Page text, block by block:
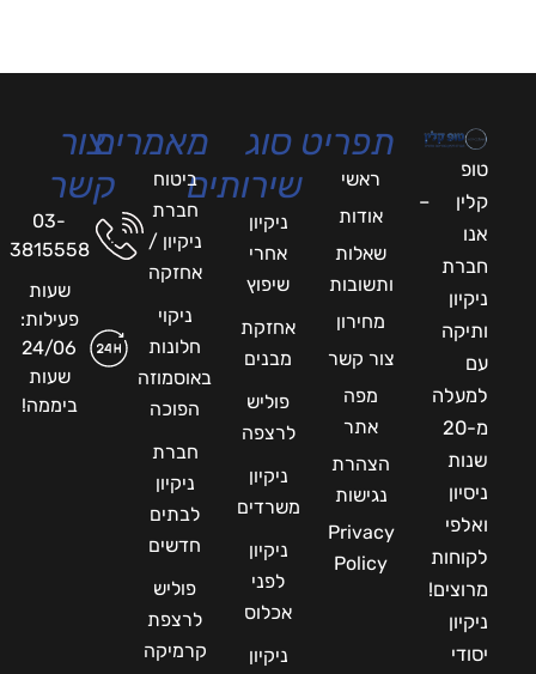
טופ
קלין –
אנו
חברת
ניקיון
ותיקה
עם
למעלה
מ-20
שנות
ניסיון
ואלפי
לקוחות
מרוצים!
ניקיון
יסודי
תפריט
ראשי
אודות
שאלות
ותשובות
מחירון
צור קשר
מפה
אתר
הצהרת
נגישות
Privacy
Policy
סוג
שירותים
ניקיון
אחרי
שיפוץ
אחזקת
מבנים
פוליש
לרצפה
ניקיון
משרדים
ניקיון
לפני
אכלוס
ניקיון
מאמרים
ביטוח
חברת
ניקיון /
אחזקה
ניקוי
חלונות
באוסמוזה
הפוכה
חברת
ניקיון
לבתים
חדשים
פוליש
לרצפת
קרמיקה
צור
קשר
03-
3815558
שעות
פעילות:
24/06
שעות
ביממה!